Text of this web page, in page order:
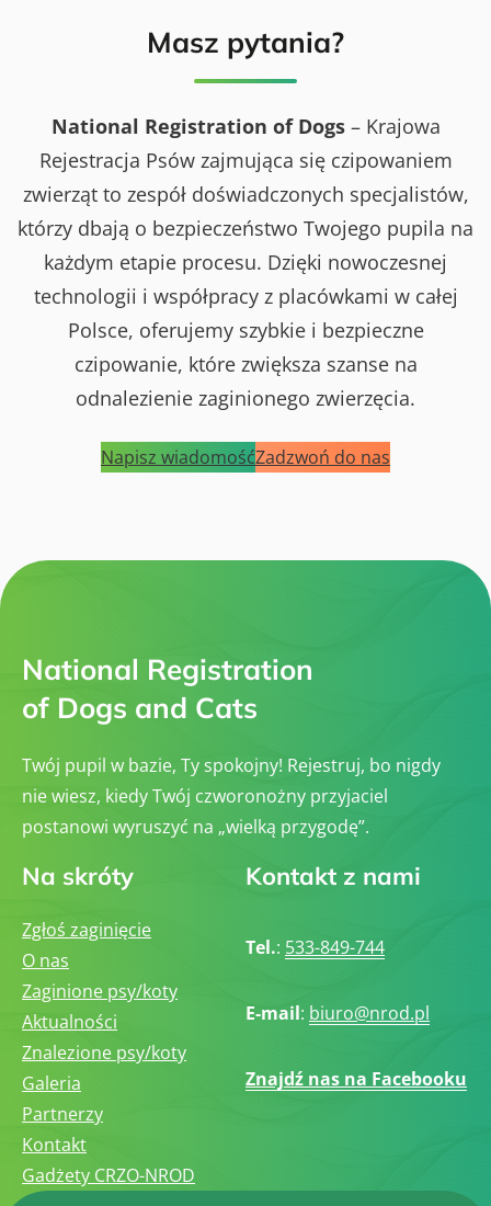
Masz pytania?
National Registration of Dogs– Krajowa
Rejestracja Psów zajmująca się czipowaniem
zwierząt to zespół doświadczonych specjalistów,
którzy dbają o bezpieczeństwo Twojego pupila na
każdym etapie procesu. Dzięki nowoczesnej
technologii i współpracy z placówkami w całej
Polsce, oferujemy szybkie i bezpieczne
czipowanie, które zwiększa szanse na
odnalezienie zaginionego zwierzęcia.
Napisz wiadomośćZadzwoń do nas
National Registration
of Dogs and Cats
Twój pupil w bazie, Ty spokojny! Rejestruj, bo nigdy
nie wiesz, kiedy Twój czworonożny przyjaciel
postanowi wyruszyć na „wielką przygodę”.
Na skróty
Zgłoś zaginięcie
O nas
Zaginione psy/koty
Aktualności
Znalezione psy/koty
Galeria
Partnerzy
Kontakt
Gadżety CRZO-NROD
Kontakt z nami
Tel.: 533-849-744
E-mail: biuro@nrod.pl
Znajdź nas na Facebooku